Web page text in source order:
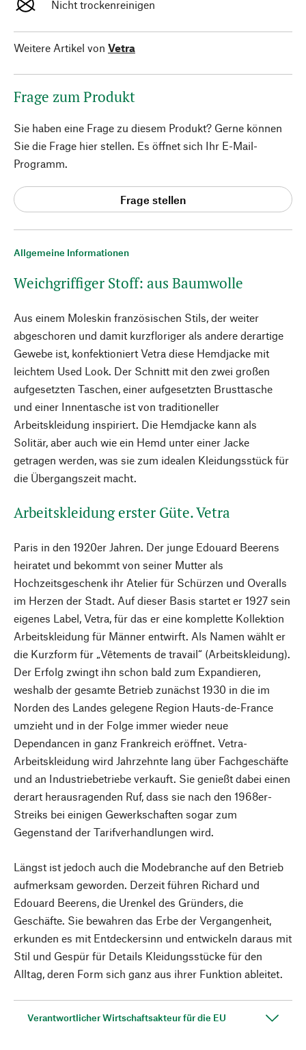
Allgemeine Informationen
Weichgriffiger Stoff: aus Baumwolle
Aus einem Moleskin französischen Stils, der weiter
abgeschoren und damit kurzfloriger als andere derartige
Gewebe ist, konfektioniert Vetra diese Hemdjacke mit
leichtem Used Look. Der Schnitt mit den zwei großen
aufgesetzten Taschen, einer aufgesetzten Brusttasche
und einer Innentasche ist von traditioneller
Arbeitskleidung inspiriert. Die Hemdjacke kann als
Solitär, aber auch wie ein Hemd unter einer Jacke
getragen werden, was sie zum idealen Kleidungsstück für
die Übergangszeit macht.
Arbeitskleidung erster Güte. Vetra
Paris in den 1920er Jahren. Der junge Edouard Beerens
heiratet und bekommt von seiner Mutter als
Hochzeitsgeschenk ihr Atelier für Schürzen und Overalls
im Herzen der Stadt. Auf dieser Basis startet er 1927 sein
eigenes Label, Vetra, für das er eine komplette Kollektion
Arbeitskleidung für Männer entwirft. Als Namen wählt er
die Kurzform für „Vêtements de travail“ (Arbeitskleidung).
Der Erfolg zwingt ihn schon bald zum Expandieren,
weshalb der gesamte Betrieb zunächst 1930 in die im
Norden des Landes gelegene Region Hauts-de-France
umzieht und in der Folge immer wieder neue
Dependancen in ganz Frankreich eröffnet. Vetra-
Arbeitskleidung wird Jahrzehnte lang über Fachgeschäfte
und an Industriebetriebe verkauft. Sie genießt dabei einen
derart herausragenden Ruf, dass sie nach den 1968er-
Streiks bei einigen Gewerkschaften sogar zum
Gegenstand der Tarifverhandlungen wird.
Längst ist jedoch auch die Modebranche auf den Betrieb
aufmerksam geworden. Derzeit führen Richard und
Edouard Beerens, die Urenkel des Gründers, die
Geschäfte. Sie bewahren das Erbe der Vergangenheit,
erkunden es mit Entdeckersinn und entwickeln daraus mit
Stil und Gespür für Details Kleidungsstücke für den
Alltag, deren Form sich ganz aus ihrer Funktion ableitet.
Verantwortlicher Wirtschaftsakteur für die EU
Nicht trockenreinigen
Weitere Artikel von Vetra
Frage zum Produkt
Sie haben eine Frage zu diesem Produkt? Gerne können
Sie die Frage hier stellen. Es öffnet sich Ihr E-Mail-
Programm.
Frage stellen